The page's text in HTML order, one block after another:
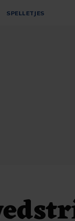
SPELLETJES